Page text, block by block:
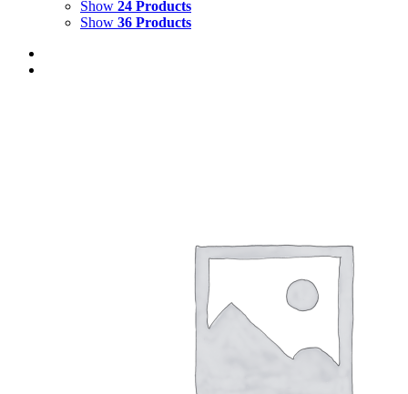
Show 24 Products
Show 36 Products